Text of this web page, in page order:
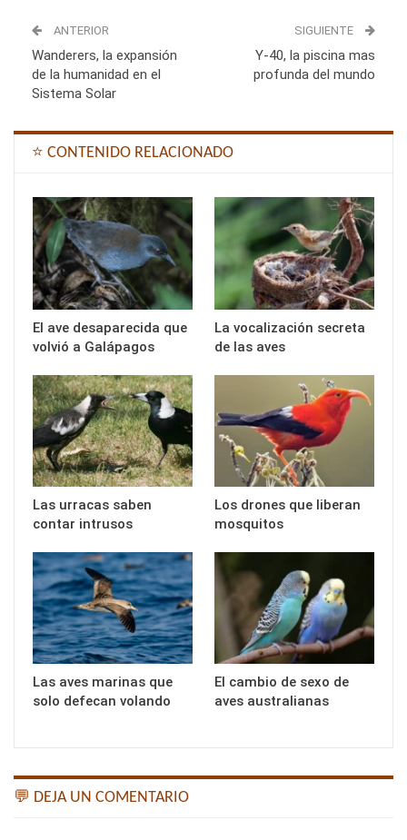
ANTERIOR
Wanderers, la expansión
de la humanidad en el
Sistema Solar
SIGUIENTE
Y-40, la piscina mas
profunda del mundo
⭐ CONTENIDO RELACIONADO
El ave desaparecida que
volvió a Galápagos
La vocalización secreta
de las aves
Las urracas saben
contar intrusos
Los drones que liberan
mosquitos
Las aves marinas que
solo defecan volando
El cambio de sexo de
aves australianas
💬 DEJA UN COMENTARIO